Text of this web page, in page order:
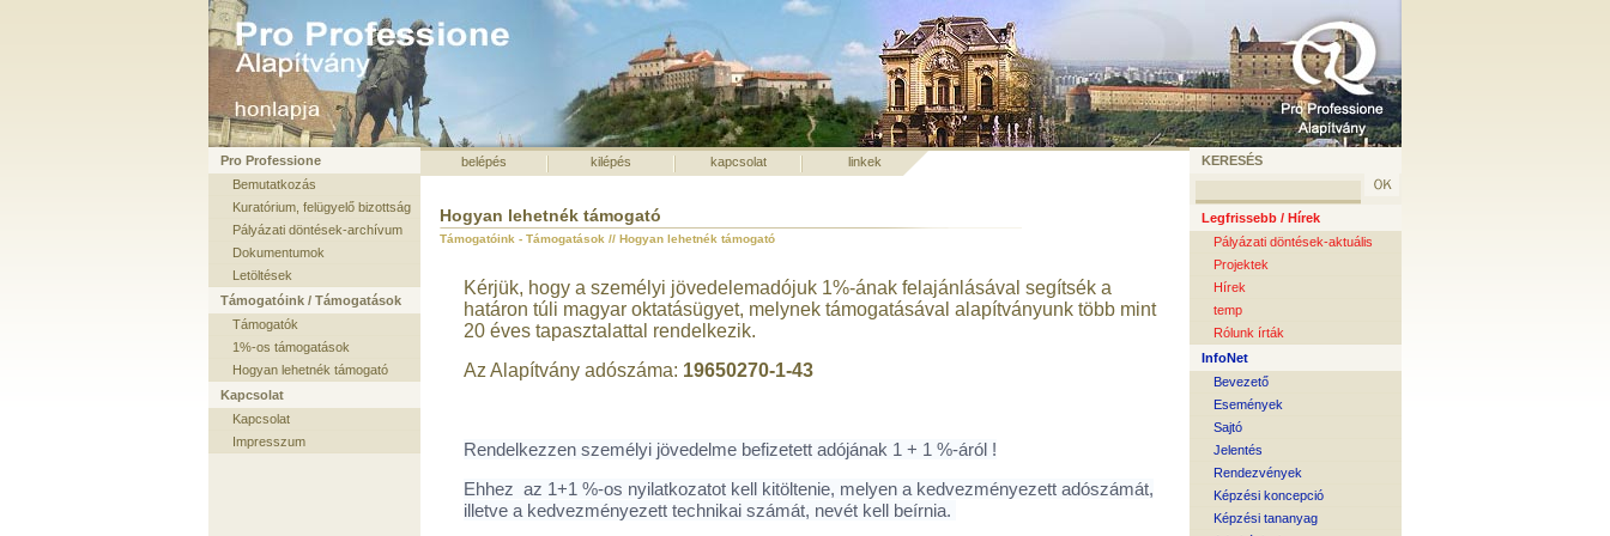
Pro Professione
Bemutatkozás
Kuratórium, felügyelő bizottság
Pályázati döntések-archívum
Dokumentumok
Letöltések
Támogatóink / Támogatások
Támogatók
1%-os támogatások
Hogyan lehetnék támogató
Kapcsolat
Kapcsolat
Impresszum
belépés kilépés kapcsolat linkek
Hogyan lehetnék támogató
Támogatóink - Támogatások // Hogyan lehetnék támogató
Kérjük, hogy a személyi jövedelemadójuk 1%-ának felajánlásával segítsék a
határon túli magyar oktatásügyet, melynek támogatásával alapítványunk több mint
20 éves tapasztalattal rendelkezik.
Az Alapítvány adószáma: 19650270-1-43
Rendelkezzen személyi jövedelme befizetett adójának 1 + 1 %-áról !
Ehhez az 1+1 %-os nyilatkozatot kell kitöltenie, melyen a kedvezményezett adószámát,
illetve a kedvezményezett technikai számát, nevét kell beírnia.
KERESÉS
Legfrissebb / Hírek
Pályázati döntések-aktuális
Projektek
Hírek
temp
Rólunk írták
InfoNet
Bevezető
Események
Sajtó
Jelentés
Rendezvények
Képzési koncepció
Képzési tananyag